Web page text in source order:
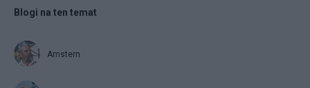
Blogi na ten temat
Amstern